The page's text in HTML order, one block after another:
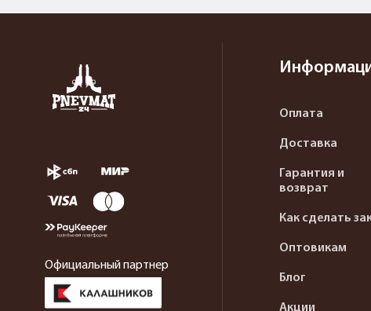
Официальный партнер
Оплата
Доставка
Гарантия и
возврат
Как сделать
Оптовикам
Блог
Акции